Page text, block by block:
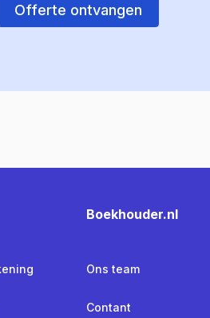
Offerte ontvangen
Boekhouder.nl
Ons team
Contant